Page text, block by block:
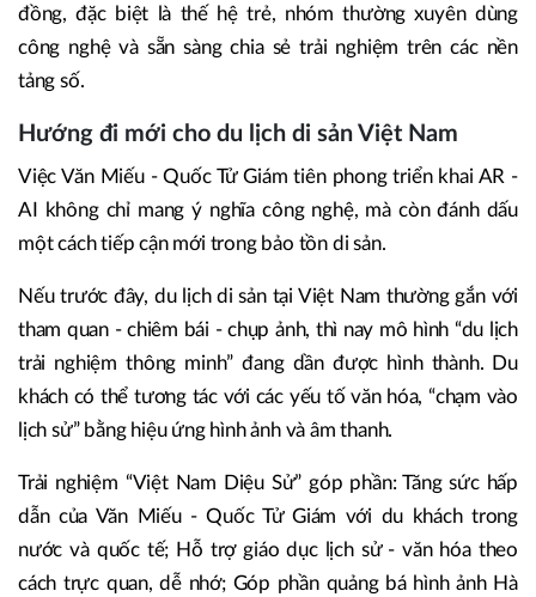
đồng, đặc biệt là thế hệ trẻ, nhóm thường xuyên dùng
công nghệ và sẵn sàng chia sẻ trải nghiệm trên các nền
tảng số.
Hướng đi mới cho du lịch di sản Việt Nam
Việc Văn Miếu - Quốc Tử Giám tiên phong triển khai AR -
AI không chỉ mang ý nghĩa công nghệ, mà còn đánh dấu
một cách tiếp cận mới trong bảo tồn di sản.
Nếu trước đây, du lịch di sản tại Việt Nam thường gắn với
tham quan - chiêm bái - chụp ảnh, thì nay mô hình “du lịch
trải nghiệm thông minh” đang dần được hình thành. Du
khách có thể tương tác với các yếu tố văn hóa, “chạm vào
lịch sử” bằng hiệu ứng hình ảnh và âm thanh.
Trải nghiệm “Việt Nam Diệu Sử” góp phần: Tăng sức hấp
dẫn của Văn Miếu - Quốc Tử Giám với du khách trong
nước và quốc tế; Hỗ trợ giáo dục lịch sử - văn hóa theo
cách trực quan, dễ nhớ; Góp phần quảng bá hình ảnh Hà